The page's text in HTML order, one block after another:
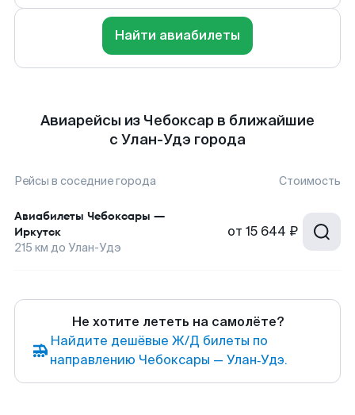
Найти авиабилеты
Авиарейсы из Чебоксар в ближайшие
с Улан-Удэ города
Рейсы в соседние города Стоимость
Авиабилеты Чебоксары —
Иркутск
215 км до Улан-Удэ
от 15 644 ₽
Не хотите лететь на самолёте?
Найдите дешёвые Ж/Д билеты по
направлению Чебоксары — Улан‑Удэ.